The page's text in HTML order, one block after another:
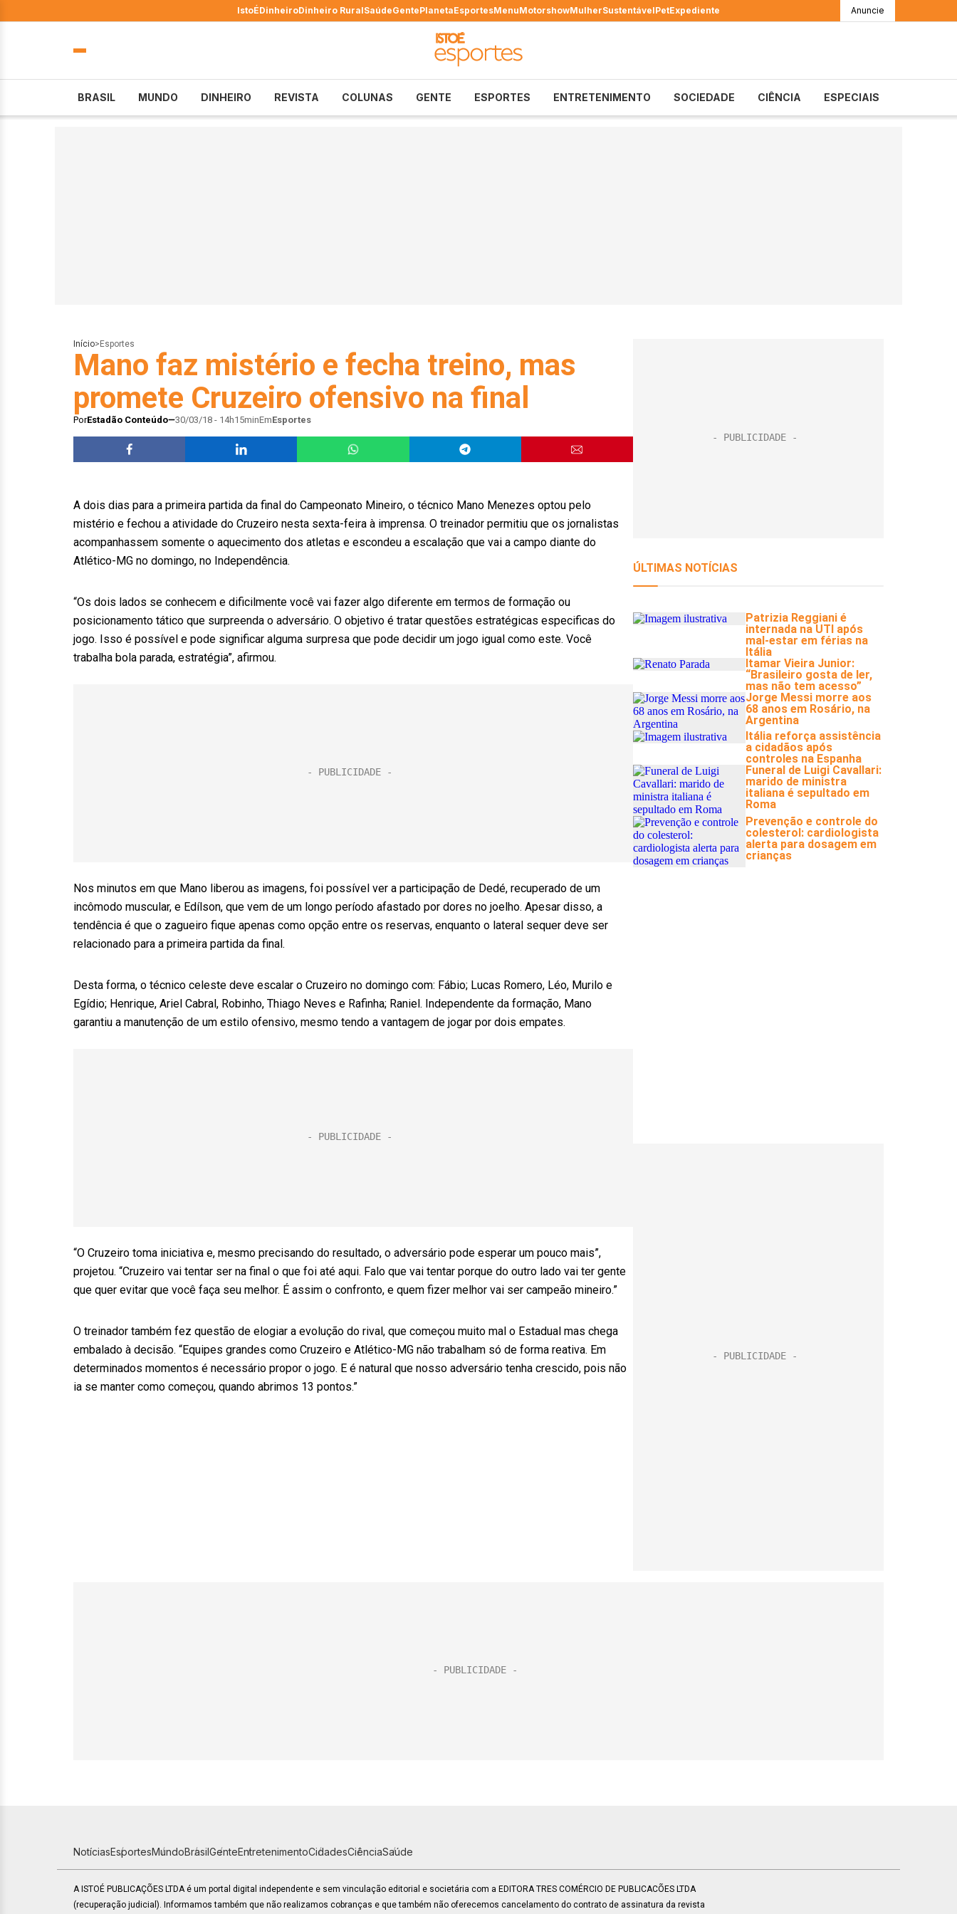
IstoÉDinheiroDinheiro RuralSaúdeGentePlanetaEsportesMenuMotorshowMulherSustentávelPetExpediente Anuncie
BRASIL MUNDO DINHEIRO REVISTA COLUNAS GENTE ESPORTES ENTRETENIMENTO SOCIEDADE CIÊNCIA ESPECIAIS
Início> Esportes
Mano faz mistério e fecha treino, mas
promete Cruzeiro ofensivo na final
PorEstadão Conteúdo 30/03/18 - 14h15minEmEsportes
A dois dias para a primeira partida da final do Campeonato Mineiro, o técnico Mano Menezes optou pelo
mistério e fechou a atividade do Cruzeiro nesta sexta-feira à imprensa. O treinador permitiu que os jornalistas
acompanhassem somente o aquecimento dos atletas e escondeu a escalação que vai a campo diante do
Atlético-MG no domingo, no Independência.
“Os dois lados se conhecem e dificilmente você vai fazer algo diferente em termos de formação ou
posicionamento tático que surpreenda o adversário. O objetivo é tratar questões estratégicas especificas do
jogo. Isso é possível e pode significar alguma surpresa que pode decidir um jogo igual como este. Você
trabalha bola parada, estratégia”, afirmou.
Nos minutos em que Mano liberou as imagens, foi possível ver a participação de Dedé, recuperado de um
incômodo muscular, e Edílson, que vem de um longo período afastado por dores no joelho. Apesar disso, a
tendência é que o zagueiro fique apenas como opção entre os reservas, enquanto o lateral sequer deve ser
relacionado para a primeira partida da final.
Desta forma, o técnico celeste deve escalar o Cruzeiro no domingo com: Fábio; Lucas Romero, Léo, Murilo e
Egídio; Henrique, Ariel Cabral, Robinho, Thiago Neves e Rafinha; Raniel. Independente da formação, Mano
garantiu a manutenção de um estilo ofensivo, mesmo tendo a vantagem de jogar por dois empates.
“O Cruzeiro toma iniciativa e, mesmo precisando do resultado, o adversário pode esperar um pouco mais”,
projetou. “Cruzeiro vai tentar ser na final o que foi até aqui. Falo que vai tentar porque do outro lado vai ter gente
que quer evitar que você faça seu melhor. É assim o confronto, e quem fizer melhor vai ser campeão mineiro.”
O treinador também fez questão de elogiar a evolução do rival, que começou muito mal o Estadual mas chega
embalado à decisão. “Equipes grandes como Cruzeiro e Atlético-MG não trabalham só de forma reativa. Em
determinados momentos é necessário propor o jogo. E é natural que nosso adversário tenha crescido, pois não
ia se manter como começou, quando abrimos 13 pontos.”
NotíciasEsportesMundoBrasilGenteEntretenimentoCidadesCiênciaSaúde
A ISTOÉ PUBLICAÇÕES LTDA é um portal digital independente e sem vinculação editorial e societária com a EDITORA TRES COMÉRCIO DE PUBLICACÕES LTDA
(recuperação judicial). Informamos também que não realizamos cobranças e que também não oferecemos cancelamento do contrato de assinatura da revista